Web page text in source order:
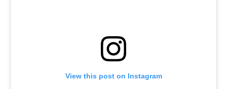
View this post on Instagram